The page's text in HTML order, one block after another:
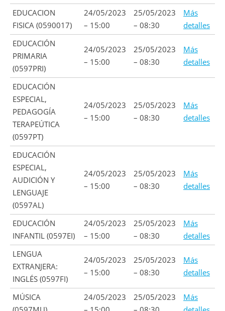
EDUCACION
FISICA (0590017)
24/05/2023
– 15:00
25/05/2023
– 08:30
Más
detalles
EDUCACIÓN
PRIMARIA
(0597PRI)
24/05/2023
– 15:00
25/05/2023
– 08:30
Más
detalles
EDUCACIÓN
ESPECIAL,
PEDAGOGÍA
TERAPEÚTICA
(0597PT)
24/05/2023
– 15:00
25/05/2023
– 08:30
Más
detalles
EDUCACIÓN
ESPECIAL,
AUDICIÓN Y
LENGUAJE
(0597AL)
24/05/2023
– 15:00
25/05/2023
– 08:30
Más
detalles
EDUCACIÓN
INFANTIL (0597EI)
24/05/2023
– 15:00
25/05/2023
– 08:30
Más
detalles
LENGUA
EXTRANJERA:
INGLÉS (0597FI)
24/05/2023
– 15:00
25/05/2023
– 08:30
Más
detalles
MÚSICA
24/05/2023
25/05/2023
Más